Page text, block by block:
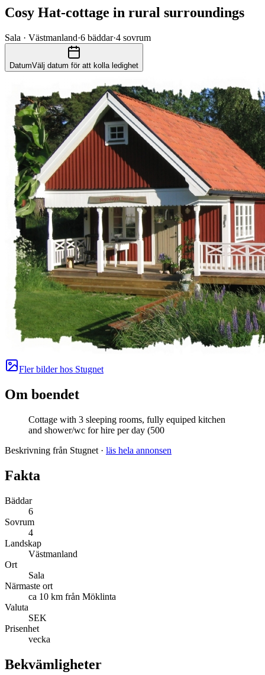
Cosy Hat-cottage in rural surroundings
Sala · Västmanland·6 bäddar·4 sovrum
DatumVälj datum för att kolla ledighet
Fler bilder hos Stugnet
Om boendet
Cottage with 3 sleeping rooms, fully equiped kitchen
and shower/wc for hire per day (500
Beskrivning från Stugnet · läs hela annonsen
Fakta
Bäddar
6
Sovrum
4
Landskap
Västmanland
Ort
Sala
Närmaste ort
ca 10 km från Möklinta
Valuta
SEK
Prisenhet
vecka
Bekvämligheter